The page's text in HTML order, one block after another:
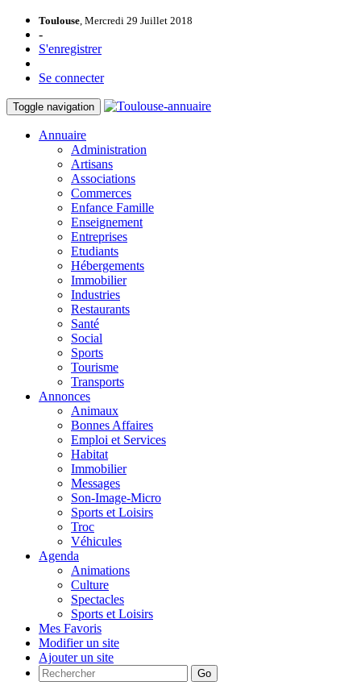
Toulouse, Mercredi 29 Juillet 2018
-
S'enregistrer
Se connecter
Toggle navigation
Annuaire
Administration
Artisans
Associations
Commerces
Enfance Famille
Enseignement
Entreprises
Etudiants
Hébergements
Immobilier
Industries
Restaurants
Santé
Social
Sports
Tourisme
Transports
Annonces
Animaux
Bonnes Affaires
Emploi et Services
Habitat
Immobilier
Messages
Son-Image-Micro
Sports et Loisirs
Troc
Véhicules
Agenda
Animations
Culture
Spectacles
Sports et Loisirs
Mes Favoris
Modifier un site
Ajouter un site
Go